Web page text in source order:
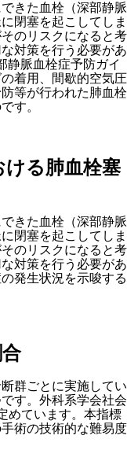
きた血栓（深部静脈
閉塞を起こしてしま
のリスクになると考
対策を行う必要があ
静脈血栓症予防ガイ
着用、間歇的空気圧
等が行われた肺血栓
す。
る肺血栓塞
きた血栓（深部静脈
閉塞を起こしてしま
のリスクになると考
対策を行う必要があ
発生状況を示唆する
群ごとに実施してい
す。外科系学会社会
めています。本指標
術の技術的な難易度